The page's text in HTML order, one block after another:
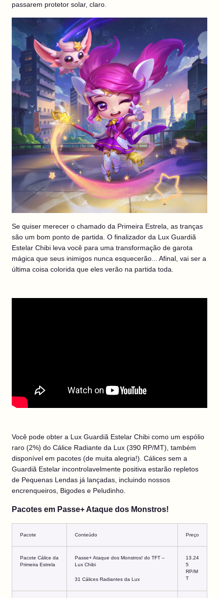
passarem protetor solar, claro.
Se quiser merecer o chamado da Primeira Estrela, as tranças
são um bom ponto de partida. O finalizador da Lux Guardiã
Estelar Chibi leva você para uma transformação de garota
mágica que seus inimigos nunca esquecerão... Afinal, vai ser a
última coisa colorida que eles verão na partida toda.
Você pode obter a Lux Guardiã Estelar Chibi como um espólio
raro (2%) do Cálice Radiante da Lux (390 RP/MT), também
disponível em pacotes (de muita alegria!). Cálices sem a
Guardiã Estelar incontrolavelmente positiva estarão repletos
de Pequenas Lendas já lançadas, incluindo nossos
encrenqueiros, Bigodes e Peludinho.
Pacotes em Passe+ Ataque dos Monstros!
Pacote Conteúdo Preço
Pacote Cálice da
Primeira Estrela
Passe+ Ataque dos Monstros! do TFT –
Lux Chibi
31 Cálices Radiantes da Lux
13.24
5
RP/M
T